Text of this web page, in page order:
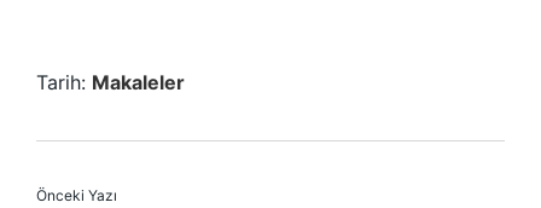
Tarih: Makaleler
Önceki Yazı